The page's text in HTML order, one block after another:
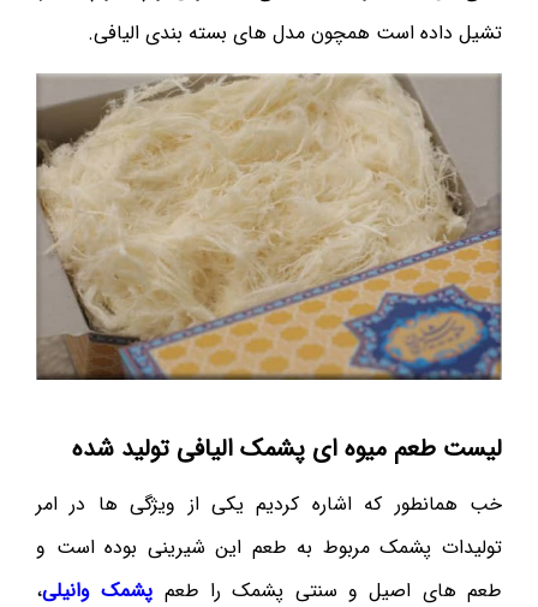
تشیل داده است همچون مدل های بسته بندی الیافی.
لیست طعم میوه ای پشمک الیافی تولید شده
خب همانطور که اشاره کردیم یکی از ویژگی ها در امر
تولیدات پشمک مربوط به طعم این شیرینی بوده است و
طعم های اصیل و سنتی پشمک را طعم پشمک وانیلی،